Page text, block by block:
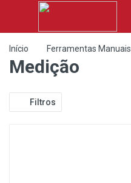
Início Ferramentas Manuais
Medição
Filtros